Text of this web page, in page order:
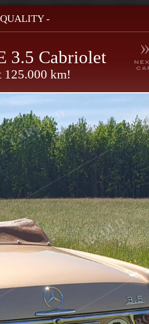
-
3.5 Cabriolet
125.000 km!